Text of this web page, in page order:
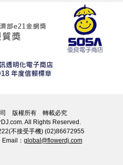
司 版權所有 轉載必究
All Rights Reserved.
不接受手機) (02)86672955
： global@flowerdj.com